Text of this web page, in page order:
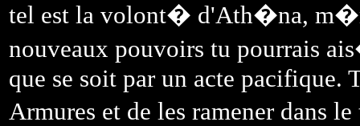
tel est la volont� d'Ath�na,
nouveaux pouvoirs tu pourrais
que se soit par un acte pacifique.
Armures et de les ramener dans